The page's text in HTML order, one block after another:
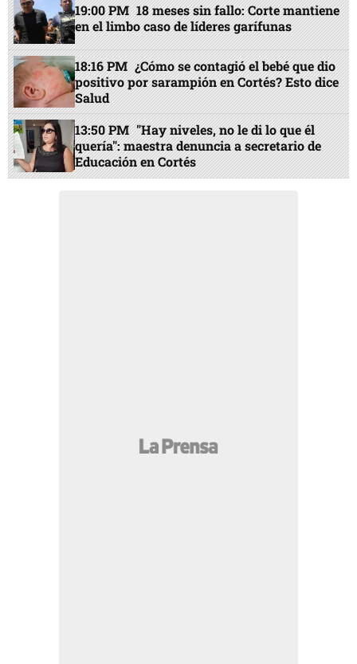
19:00 PM 18 meses sin fallo: Corte mantiene
en el limbo caso de líderes garífunas
18:16 PM ¿Cómo se contagió el bebé que dio
positivo por sarampión en Cortés? Esto dice
Salud
13:50 PM "Hay niveles, no le di lo que él
quería": maestra denuncia a secretario de
Educación en Cortés